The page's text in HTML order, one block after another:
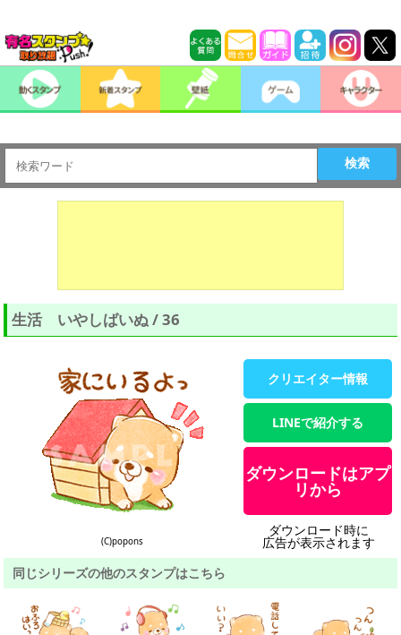
検索
生活 いやしばいぬ / 36
(C)popons
クリエイター情報
LINEで紹介する
ダウンロードはアプ
リから
ダウンロード時に
広告が表示されます
同じシリーズの他のスタンプはこちら